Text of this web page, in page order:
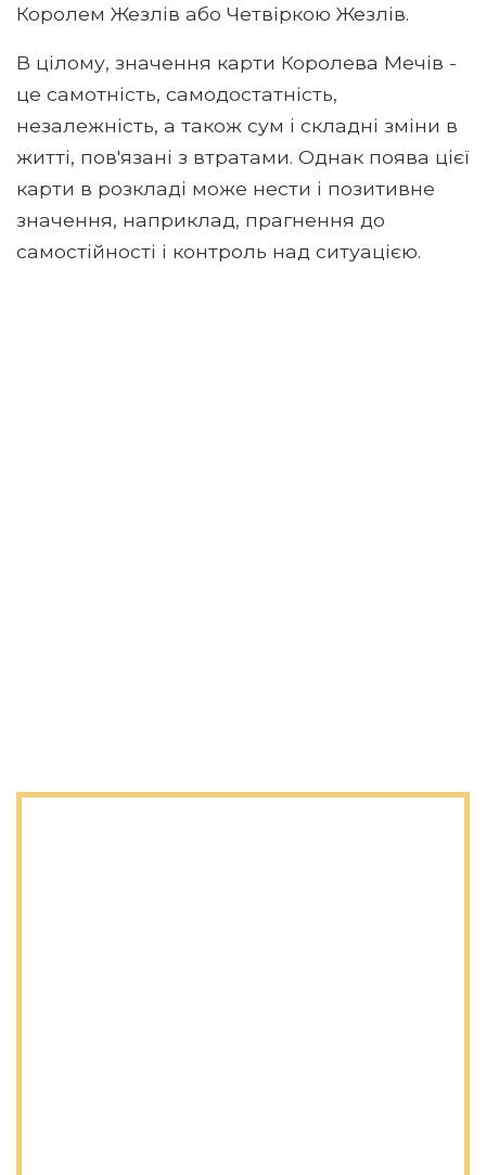
Королем Жезлів або Четвіркою Жезлів.
В цілому, значення карти Королева Мечів -
це самотність, самодостатність,
незалежність, а також сум і складні зміни в
житті, пов'язані з втратами. Однак поява цієї
карти в розкладі може нести і позитивне
значення, наприклад, прагнення до
самостійності і контроль над ситуацією.